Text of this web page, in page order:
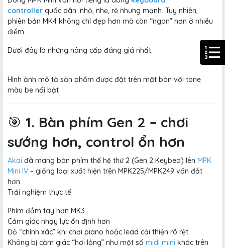
controller quốc dân: nhỏ, nhẹ, rẻ nhưng mạnh. Tuy nhiên,
phiên bản MK4 không chỉ đẹp hơn mà còn “ngon” hơn ở nhiều
điểm.
Dưới đây là những nâng cấp đáng giá nhất.
Hình ảnh mô tả sản phẩm được đặt trên mặt bàn với tone
màu be nổi bật
🎯 1. Bàn phím Gen 2 – chơi
sướng hơn, control ổn hơn
Akai đã mang bàn phím thế hệ thứ 2 (Gen 2 Keybed) lên MPK
Mini IV – giống loại xuất hiện trên MPK225/MPK249 vốn đắt
hơn.
Trải nghiệm thực tế:
Phím đầm tay hơn MK3
Cảm giác nhạy lực ổn định hơn
Độ “chính xác” khi chơi piano hoặc lead cải thiện rõ rệt
Không bị cảm giác “hơi lỏng” như một số midi mini khác trên